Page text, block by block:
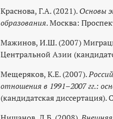
Краснова, Г.А. (2021).Основы
образования. Москва:
Мажинов, И.Ш. (2007)
Центральной Азии
Мещеряков, К.Е. (2007).
отношения в 1991–2007 гг.:
(кандидатская